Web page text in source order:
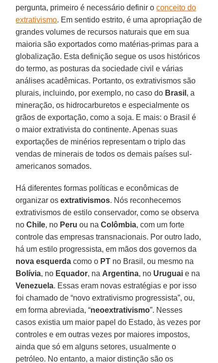
pergunta, primeiro é necessário definir oconceito do
extrativismo. Em sentido estrito, é uma apropriação de
grandes volumes de recursos naturais que em sua
maioria são exportados como matérias-primas para a
globalização. Esta definição segue os usos históricos
do termo, as posturas da sociedade civil e várias
análises acadêmicas. Portanto, os extrativismos são
plurais, incluindo, por exemplo, no caso do Brasil , a
mineração, os hidrocarburetos e especialmente os
grãos de exportação, como a soja. E mais: o Brasil é
o maior extrativista do continente. Apenas suas
exportações de minérios representam o triplo das
vendas de minerais de todos os demais países sul-
americanos somados.
Há diferentes formas políticas e econômicas de
organizar osextrativismos. Nós reconhecemos
extrativismos de estilo conservador, como se observa
noChile, no Peru ou naColômbia, com um forte
controle das empresas transnacionais. Por outro lado,
há um estilo progressista, em mãos dos governos da
nova esquerda como o PT no Brasil, ou mesmo na
Bolívia, no Equador, na Argentina, no Uruguai e na
Venezuela. Essas eram novas estratégias e por isso
foi chamado de “novo extrativismo progressista”, ou,
em forma abreviada, “neoextrativismo”. Nesses
casos existia um maior papel do Estado, às vezes por
controles e em outras vezes por maiores impostos,
ainda que só em alguns setores, usualmente o
petróleo. No entanto, a maior distinção são os